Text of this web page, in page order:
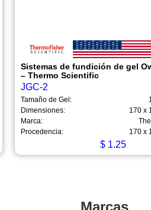
Sistemas de fundición de gel
– Thermo Scientific
JGC-2
Tamaño de Gel:
Dimensiones:
170 x
Marca:
Procedencia:
170 x
$ 1.25